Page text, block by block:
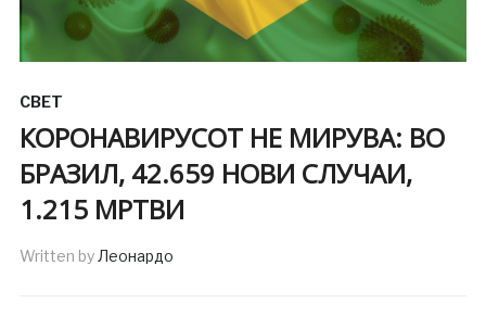
СВЕТ
КОРОНАВИРУСОТ НЕ МИРУВА: ВО
БРАЗИЛ, 42.659 НОВИ СЛУЧАИ,
1.215 МРТВИ
Written byЛеонардо